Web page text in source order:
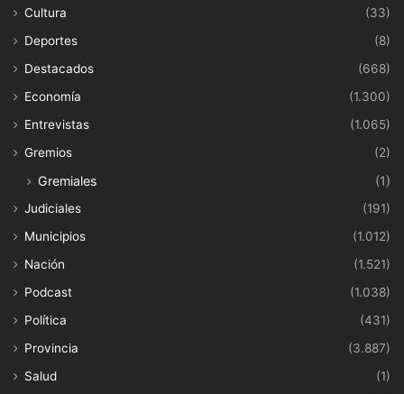
Cultura
(33)
Deportes
(8)
Destacados
(668)
Economía
(1.300)
Entrevistas
(1.065)
Gremios
(2)
Gremiales (1)
Judiciales
(191)
Municipios
(1.012)
Nación
(1.521)
Podcast
(1.038)
Política
(431)
Provincia
(3.887)
Salud
(1)